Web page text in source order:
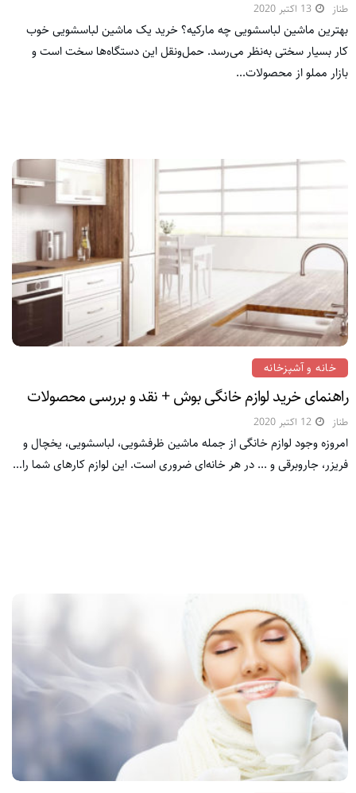
طناز 13 اکتبر 2020
بهترین ماشین لباسشویی چه مارکیه؟ خرید یک ماشین لباسشویی خوب
کار بسیار سختی به‌نظر می‌رسد. حمل‌ونقل این دستگاه‌ها سخت است و
بازار مملو از محصولات...
خانه و آشپزخانه
راهنمای خرید لوازم خانگی بوش + نقد و بررسی محصولات
طناز 12 اکتبر 2020
امروزه وجود لوازم خانگی از جمله ماشین ظرفشویی، لباسشویی، یخچال و
فریزر، جاروبرقی و ... در هر خانه‌ای ضروری است. این لوازم کارهای شما را...